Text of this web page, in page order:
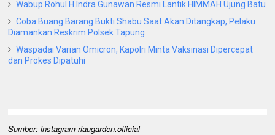
Wabup Rohul H.Indra Gunawan Resmi Lantik HIMMAH Ujung Batu
Coba Buang Barang Bukti Shabu Saat Akan Ditangkap, Pelaku
Diamankan Reskrim Polsek Tapung
Waspadai Varian Omicron, Kapolri Minta Vaksinasi Dipercepat
dan Prokes Dipatuhi
Sumber: instagram riaugarden.official